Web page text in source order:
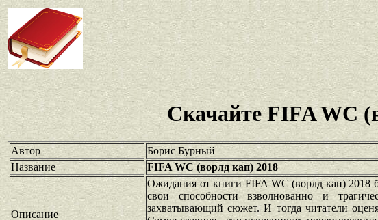
Скачайте FIFA WC
Автор
Борис Бурный
Название
FIFA WC (ворлд кап) 2018
Описание
Ожидания от книги FIFA WC (ворлд кап) 2018
свои способности взволнованно и
захватывающий сюжет. И тогда читатели